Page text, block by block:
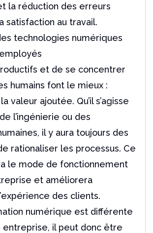
la réduction des erreurs
satisfaction au travail.
technologies numériques
et de se concentrer
humains font le mieux :
valeur ajoutée. Qu’il s’agisse
l’ingénierie ou des
il y aura toujours des
rationaliser les processus. Ce
le mode de fonctionnement
et améliorera
des clients.
numérique est différente
entreprise, il peut donc être